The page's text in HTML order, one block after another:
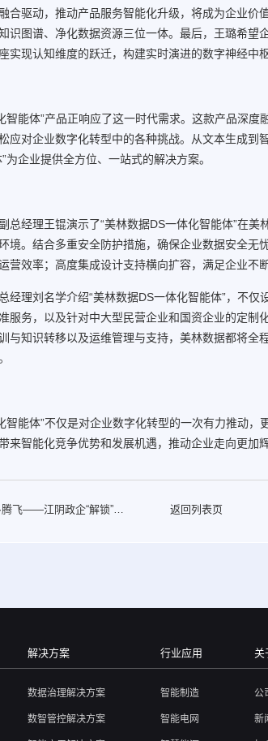
合驱动，推动产品服务智能化升级，将成为企业价
识图谱、净化数据资源三位一体。最后，王璐希望
实现认知维度的跃迁，构建实时演进的数字神经中枢
智能体”产品正响应了这一时代需求。这款产品深
应对企业数字化转型中的各种挑战。从文本生成到
为企业提供全方位、一站式的解决方案。
总经理王锟演示了“美林数据DS一体化智能体”在美
境。结合多重安全防护措施，确保企业数据安全无
营效率；高度集成设计支持横向扩容，满足企业不
经理刘名学介绍“美林数据DS一体化智能体”，不
服务，以及针对中大型民营企业和国资企业的定制
与知识转移以及运维管理与支持，美林数据都将全
智能体”不仅是对企业数字化转型的一次有力推动
来智能化竞争优势和发展机遇，推动企业走向更加
腾飞——江阴政企“解锁”数
返回列表页
解决方案
数据治理解决方案
数智管控解决方案
行业应用
智能制造
智能电网
关
公
新